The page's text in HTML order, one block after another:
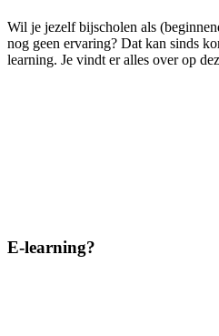
Wil je jezelf bijscholen als
nog geen ervaring? Dat kan sinds
learning. Je vindt er alles over op
E-learning?